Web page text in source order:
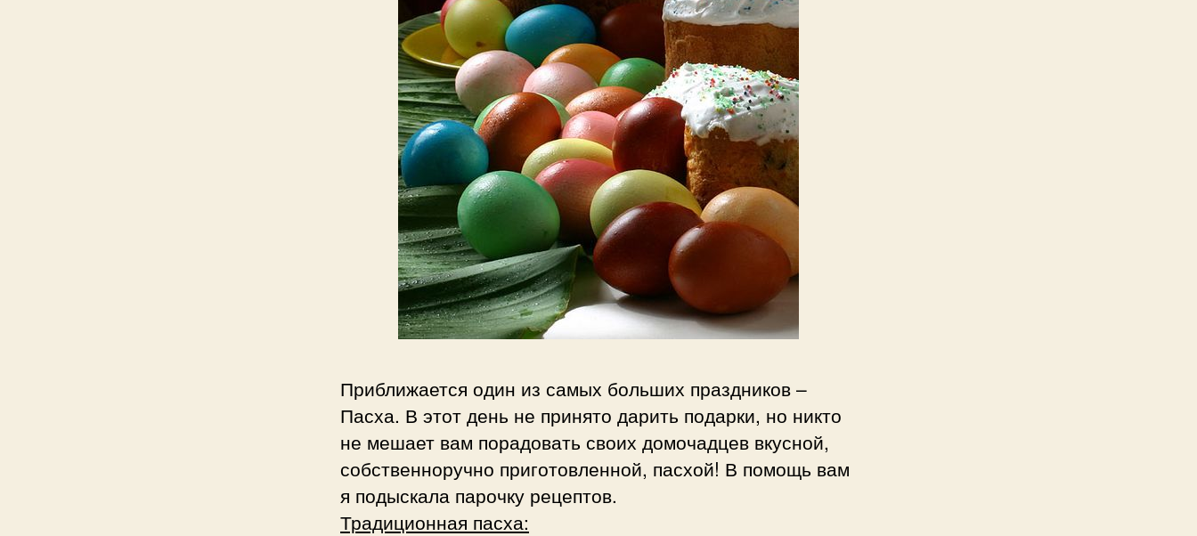
Приближается один из самых больших праздников –
Пасха. В этот день не принято дарить подарки, но никто
не мешает вам порадовать своих домочадцев вкусной,
собственноручно приготовленной, пасхой! В помощь вам
я подыскала парочку рецептов.
Традиционная пасха: